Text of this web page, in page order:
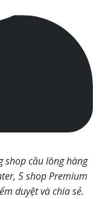
shop cầu lông hàng
5 shop Premium
duyệt và chia sẻ.